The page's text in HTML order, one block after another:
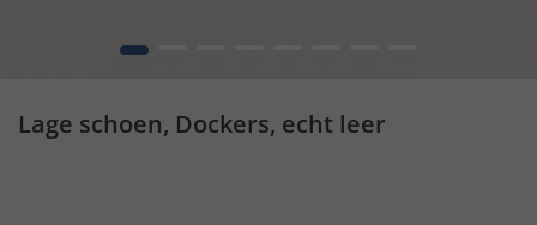
1
Lage schoen, Dockers, echt leer